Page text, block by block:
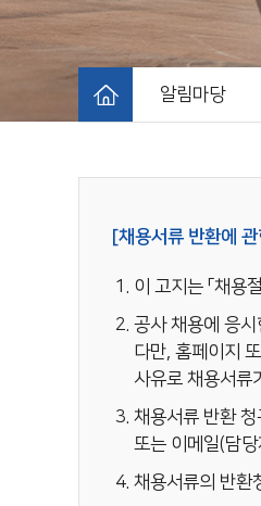
알림마당
[채용서류 반환에
이 고지는 「채
공사 채용에 응
다만, 홈페이지
사유로 채용서류
채용서류 반환
또는 이메일(담
채용서류의 반환